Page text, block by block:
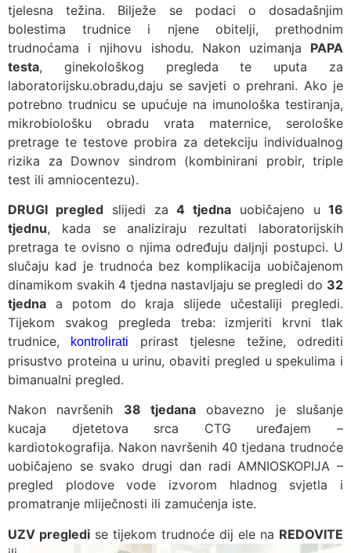
tjelesna težina. Bilježe se podaci o dosadašnjim
bolestima trudnice i njene obitelji, prethodnim
trudnoćama i njihovu ishodu. Nakon uzimanja PAPA
testa, ginekološkog pregleda te uputa za
laboratorijsku.obradu,daju se savjeti o prehrani. Ako je
potrebno trudnicu se upućuje na imunološka testiranja,
mikrobiološku obradu vrata maternice, serološke
pretrage te testove probira za detekciju individualnog
rizika za Downov sindrom (kombinirani probir, triple
test ili amniocentezu).
DRUGI pregled slijedi za 4 tjedna uobičajeno u 16
tjednu, kada se analiziraju rezultati laboratorijskih
pretraga te ovisno o njima određuju daljnji postupci. U
slučaju kad je trudnoća bez komplikacija uobičajenom
dinamikom svakih 4 tjedna nastavljaju se pregledi do 32
tjedna a potom do kraja slijede učestaliji pregledi.
Tijekom svakog pregleda treba: izmjeriti krvni tlak
trudnice,
kontrolirati
prirast tjelesne težine, odrediti
prisustvo proteina u urinu, obaviti pregled u spekulima i
bimanualni pregled.
Nakon navršenih 38 tjedana obavezno je slušanje
kucaja djetetova srca CTG uređajem –
kardiotokografija. Nakon navršenih 40 tjedana trudnoće
uobičajeno se svako drugi dan radi AMNIOSKOPIJA –
pregled plodove vode izvorom hladnog svjetla i
promatranje mliječnosti ili zamućenja iste.
UZV pregledi se tijekom trudnoće dij ele na REDOVITE